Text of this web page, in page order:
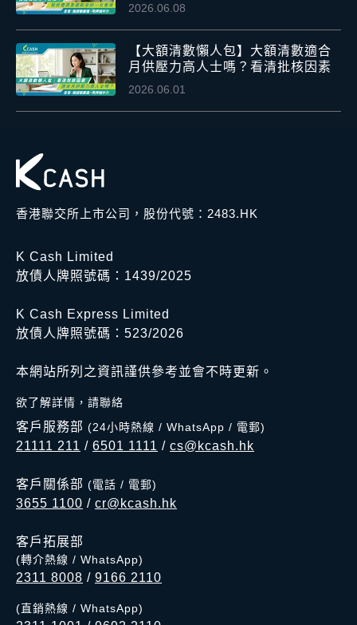
2026.06.08
【大額清數懶人包】大額清數適合
月供壓力高人士嗎？看清批核因素
2026.06.01
香港聯交所上市公司，股份代號：2483.HK
K Cash Limited
放債人牌照號碼：1439/2025
K Cash Express Limited
放債人牌照號碼：523/2026
本網站所列之資訊謹供參考並會不時更新。
欲了解詳情，請聯絡
客戶服務部 (24小時熱線 / WhatsApp / 電郵)
21111 211 / 6501 1111 / cs@kcash.hk
客戶關係部 (電話 / 電郵)
3655 1100 / cr@kcash.hk
客戶拓展部
(轉介熱線 / WhatsApp)
2311 8008 / 9166 2110
(直銷熱線 / WhatsApp)